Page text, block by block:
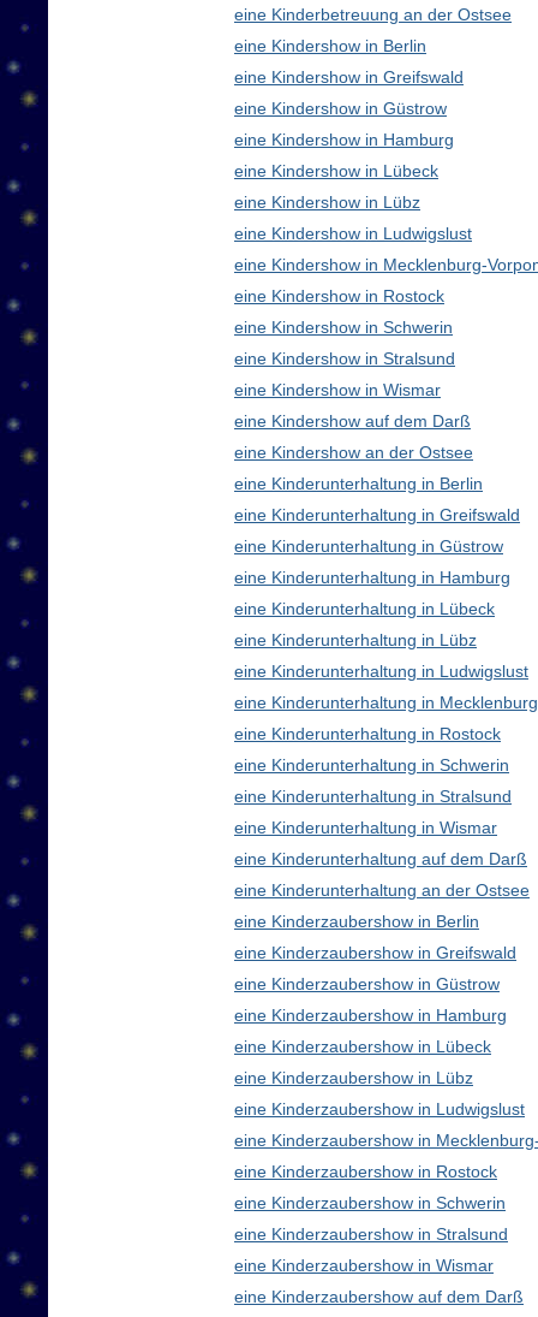
eine Kinderbetreuung an der Ostsee
eine Kindershow in Berlin
eine Kindershow in Greifswald
eine Kindershow in Güstrow
eine Kindershow in Hamburg
eine Kindershow in Lübeck
eine Kindershow in Lübz
eine Kindershow in Ludwigslust
eine Kindershow in Mecklenburg-
eine Kindershow in Rostock
eine Kindershow in Schwerin
eine Kindershow in Stralsund
eine Kindershow in Wismar
eine Kindershow auf dem Darß
eine Kindershow an der Ostsee
eine Kinderunterhaltung in Berlin
eine Kinderunterhaltung in Greifswald
eine Kinderunterhaltung in Güstrow
eine Kinderunterhaltung in Hamburg
eine Kinderunterhaltung in Lübeck
eine Kinderunterhaltung in Lübz
eine Kinderunterhaltung in Ludwigslust
eine Kinderunterhaltung in
eine Kinderunterhaltung in Rostock
eine Kinderunterhaltung in Schwerin
eine Kinderunterhaltung in Stralsund
eine Kinderunterhaltung in Wismar
eine Kinderunterhaltung auf dem Darß
eine Kinderunterhaltung an der Ostsee
eine Kinderzaubershow in Berlin
eine Kinderzaubershow in Greifswald
eine Kinderzaubershow in Güstrow
eine Kinderzaubershow in Hamburg
eine Kinderzaubershow in Lübeck
eine Kinderzaubershow in Lübz
eine Kinderzaubershow in Ludwigslust
eine Kinderzaubershow in
eine Kinderzaubershow in Rostock
eine Kinderzaubershow in Schwerin
eine Kinderzaubershow in Stralsund
eine Kinderzaubershow in Wismar
eine Kinderzaubershow auf dem Darß